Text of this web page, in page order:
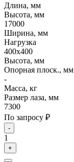
Длина, мм
Высота, мм
17000
Ширина, мм
Нагрузка
400х400
Высота, мм
Опорная плоск., мм
-
Масса, кг
Размер лаза, мм
7300
По запросу ₽
-
1
+